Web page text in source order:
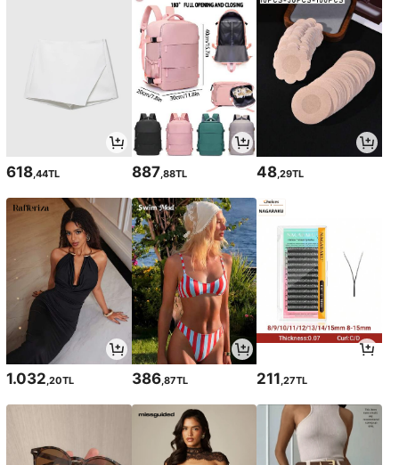
618 ,44TL 887 ,88TL 48 ,29TL
1.032,20TL 386,87TL 211,27TL